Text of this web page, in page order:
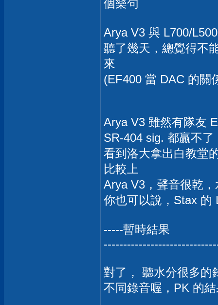
個樂句
Arya V3 與 L700/
聽了幾天，總覺得不
來
(EF400 當 DAC 的關
Arya V3 雖然有隊友
SR-404 sig. 都贏不了
看到洛大拿出白教堂
比較上
Arya V3，聲音很乾
你也可以說，Stax 的
-----暫時結果
對了， 聽水分很多的
不同錄音喔，PK 的